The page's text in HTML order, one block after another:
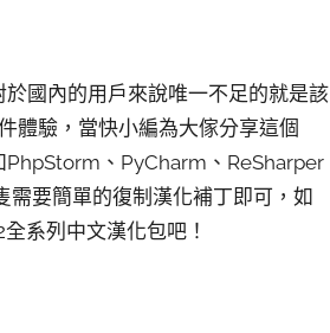
國內的用戶來說唯一不足的就是該
體驗，當快小編為大傢分享這個
、PyCharm、ReSharper
要簡單的復制漢化補丁即可，如
系列中文漢化包吧！